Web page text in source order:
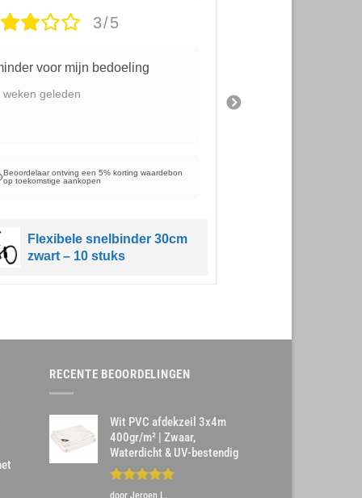
3/5
voor mijn bedoeling
weken geleden
Beoordelaar ontving een 5% korting waardebon
op toekomstige aankopen
Flexibele snelbinder 30cm
zwart – 10 stuks
RECENTE BEOORDELINGEN
Wit PVC afdekzeil 3x4m
400gr/m² | Zwaar,
Waterdicht & UV-bestendig
Gewaardeerd
door Jeroen L.